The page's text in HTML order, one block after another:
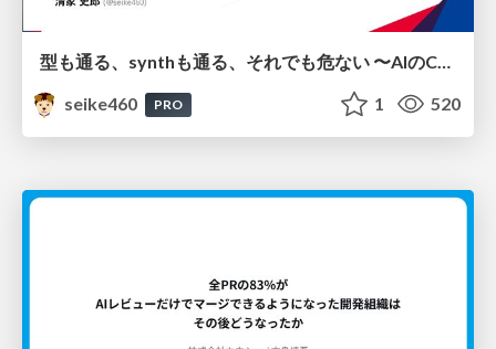
型も通る、synthも通る、それでも危ない 〜AIのCDKの権限とコストを機械で検証する〜 / It Passes Type Checks, It Passes Synth Checks, but It’s Still Risky — Automatically Verifying Permissions and Costs in AI’s CDK —
seike460
PRO 1 520